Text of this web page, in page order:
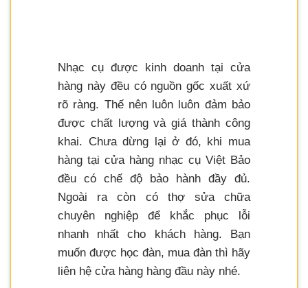
Nhạc cụ được kinh doanh tại cửa
hàng này đều có nguồn gốc xuất xứ
rõ ràng. Thế nên luôn luôn đảm bảo
được chất lượng và giá thành công
khai. Chưa dừng lại ở đó, khi mua
hàng tại cửa hàng nhạc cụ Việt Bảo
đều có chế độ bảo hành đầy đủ.
Ngoài ra còn có thợ sửa chữa
chuyên nghiệp để khắc phục lỗi
nhanh nhất cho khách hàng. Bạn
muốn được học đàn, mua đàn thì hãy
liên hệ cửa hàng hàng đầu này nhé.